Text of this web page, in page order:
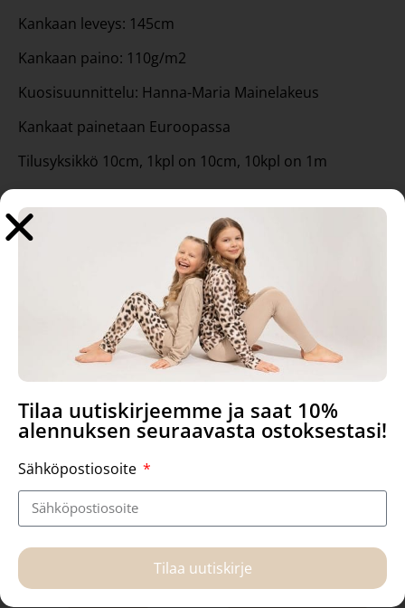
Kankaan leveys: 145cm
Kankaan paino: 110g/m2
Kuosisuunnittelu: Hanna-Maria Mainelakeus
Kankaat painetaan Euroopassa
Tilusyksikkö 10cm, 1kpl on 10cm, 10kpl on 1m
Tutustu myös
Trikoo, hiekka Nuppu Softshell
Tilaa uutiskirjeemme ja saat 10%
alennuksen seuraavasta ostoksestasi!
Sähköpostiosoite
Tilaa uutiskirje